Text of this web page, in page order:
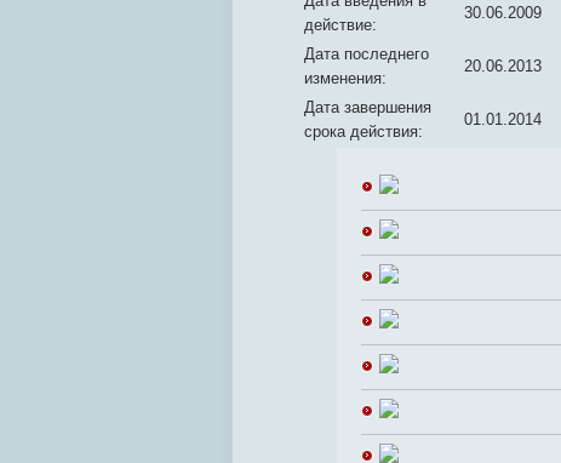
действие:
30.06.2009
Дата последнего
изменения:
20.06.2013
Дата завершения
срока действия:
01.01.2014